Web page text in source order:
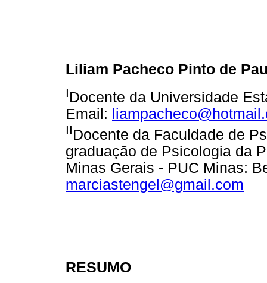
Liliam Pacheco Pinto de
IDocente da Universidade
Email:
IIDocente da Faculdade de
graduação de Psicologia da
Minas Gerais - PUC Minas:
marciastengel@gmail.com
RESUMO